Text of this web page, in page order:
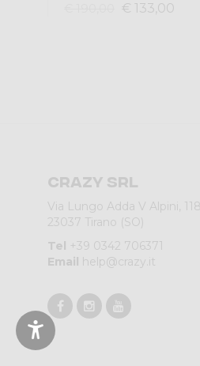
€ 133,00
Crazy srl
Via Lungo Adda V Alpini, 118
23037 Tirano (SO)
Tel +39 0342 706371
Email help@crazy.it